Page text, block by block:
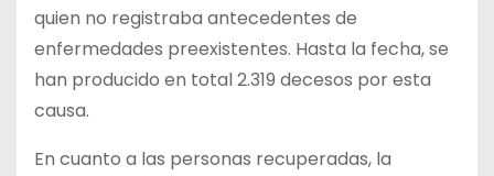
quien no registraba antecedentes de
enfermedades preexistentes. Hasta la fecha, se
han producido en total 2.319 decesos por esta
causa.
En cuanto a las personas recuperadas, la